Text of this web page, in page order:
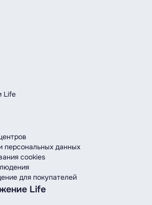
Life
персональных данных
cookies
для покупателей
Life